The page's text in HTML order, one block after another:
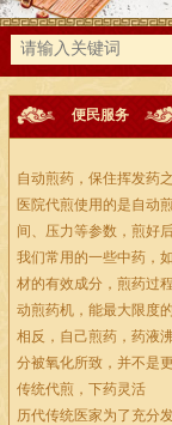
便民服务
自动煎药，保住挥发药
医院代煎使用的是自动
间、压力等参数，煎好
我们常用的一些中药，
材的有效成分，煎药过
动煎药机，能最大限度
相反，自己煎药，药液
分被氧化所致，并不是更
传统代煎，下药灵活
历代传统医家为了充分